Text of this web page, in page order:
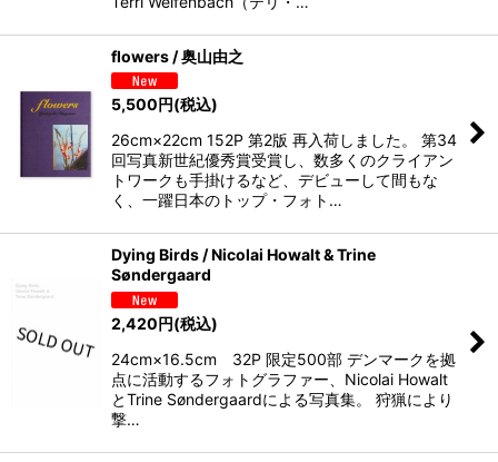
flowers / 奥山由之
5,500円(税込)
26cm×22cm 152P 第2版 再入荷しました。 第34
回写真新世紀優秀賞受賞し、数多くのクライアン
トワークも手掛けるなど、デビューして間もな
く、一躍日本のトップ・フォト…
Dying Birds / Nicolai Howalt & Trine
Søndergaard
2,420円(税込)
24cm×16.5cm 32P 限定500部 デンマークを拠
点に活動するフォトグラファー、Nicolai Howalt
とTrine Søndergaardによる写真集。 狩猟により
撃…